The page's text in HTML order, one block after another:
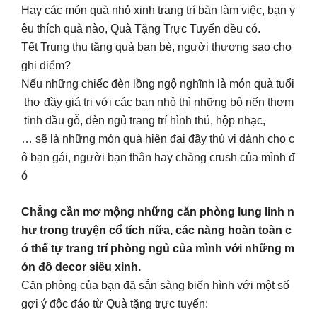
Hay các món quà nhỏ xinh trang trí bàn làm việc, bạn y
êu thích quà nào, Quà Tặng Trực Tuyến đều có.
Tết Trung thu tặng quà bạn bè, người thương sao cho
ghi điểm?
Nếu những chiếc đèn lồng ngộ nghĩnh là món quà tuổi
thơ đầy giá trị với các bạn nhỏ thì những bộ nến thơm
tinh dầu gỗ, đèn ngủ trang trí hình thú, hộp nhạc,
… sẽ là những món quà hiện đại đầy thú vị dành cho c
ô bạn gái, người bạn thân hay chàng crush của mình đ
ó
Chẳng cần mơ mộng những căn phòng lung linh n
hư trong truyện cổ tích nữa, các nàng hoàn toàn c
ó thể tự trang trí phòng ngủ của mình với những m
ón đồ decor siêu xinh.
Căn phòng của bạn đã sẵn sàng biến hình với một số
gợi ý độc đáo từ Quà tặng trực tuyến: